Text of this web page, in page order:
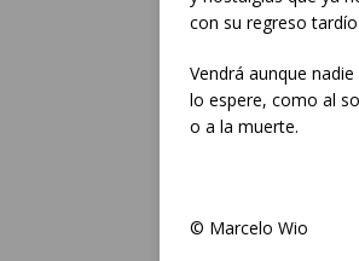
con su regreso
Vendrá aunque nadie
lo espere, como al
o a la muerte.
© Marcelo Wio